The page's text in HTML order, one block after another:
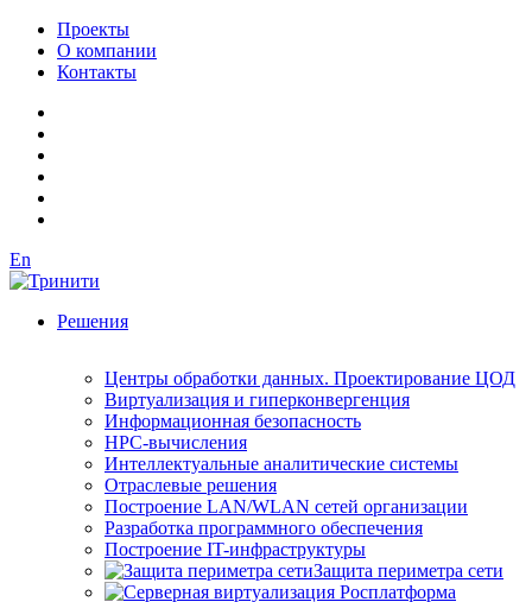
Проекты
О компании
Контакты
En
Решения
Центры обработки данных. Проектирование ЦОД
Виртуализация и гиперконвергенция
Информационная безопасность
HPC-вычисления
Интеллектуальные аналитические системы
Отраслевые решения
Построение LAN/WLAN сетей организации
Разработка программного обеспечения
Построение IT-инфраструктуры
Защита периметра сети